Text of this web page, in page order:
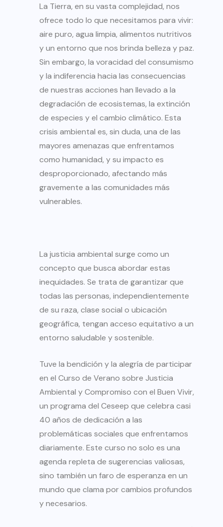
La Tierra, en su vasta complejidad, nos
ofrece todo lo que necesitamos para vivir:
aire puro, agua limpia, alimentos nutritivos
y un entorno que nos brinda belleza y paz.
Sin embargo, la voracidad del consumismo
y la indiferencia hacia las consecuencias
de nuestras acciones han llevado a la
degradación de ecosistemas, la extinción
de especies y el cambio climático. Esta
crisis ambiental es, sin duda, una de las
mayores amenazas que enfrentamos
como humanidad, y su impacto es
desproporcionado, afectando más
gravemente a las comunidades más
vulnerables.
La justicia ambiental surge como un
concepto que busca abordar estas
inequidades. Se trata de garantizar que
todas las personas, independientemente
de su raza, clase social o ubicación
geográfica, tengan acceso equitativo a un
entorno saludable y sostenible.
Tuve la bendición y la alegría de participar
en el Curso de Verano sobre Justicia
Ambiental y Compromiso con el Buen Vivir,
un programa del Ceseep que celebra casi
40 años de dedicación a las
problemáticas sociales que enfrentamos
diariamente. Este curso no solo es una
agenda repleta de sugerencias valiosas,
sino también un faro de esperanza en un
mundo que clama por cambios profundos
y necesarios.